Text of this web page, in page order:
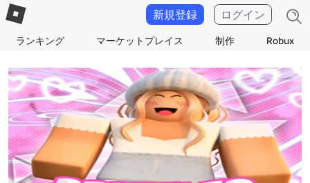
ランキング マーケットプレイス 制作 Robux
新規登録 ログイン